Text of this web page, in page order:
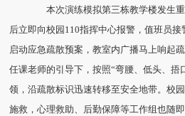
本次演练模拟第三栋教学楼发生重
后立即向校园110指挥中心报警，值班员
启动应急疏散预案，教室内广播马上响起
任课老师的引导下，按照“弯腰、低头、捂
领，沿疏散标识迅速转移至安全地带。校
施救，心理救助、后勤保障等工作组也随即